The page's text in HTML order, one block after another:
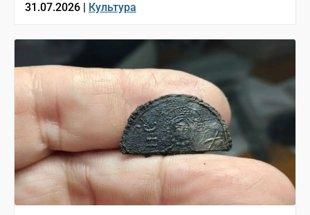
31.07.2026 | Культура